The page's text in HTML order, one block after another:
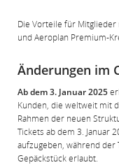
Die Vorteile für Mitglieder
und Aeroplan Premium-
Änderungen im
Ab dem 3. Januar 2025
Kunden, die weltweit mit
Rahmen der neuen
Tickets ab dem 3. Januar
aufzugeben, während
Gepäckstück erlaubt.